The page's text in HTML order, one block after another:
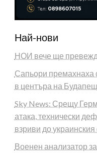
Най-нови
НОИ вече ще
Сапьори премахнаха
в центъра на
Sky News: Срещу
атака, технически
взриви до
Военен анализатор